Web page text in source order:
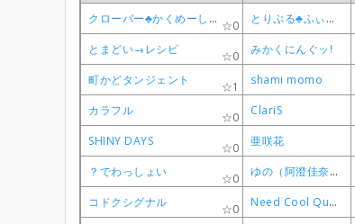
クローバー♣かくめーしょん
0 とりぷる♣ふぃーりんぐ
とまどい→レシピ
0 みかくにんぐッ!
町かどタンジェント
1 shami momo
カラフル
0 ClariS
SHINY DAYS
0 亜咲花
？でわっしょい
0 ゆの（阿澄佳奈）・宮子（水橋かおり）・ヒロ（後藤邑子）・沙英（新谷良子）
コドクシグナル
0 Need Cool Quality
クローバー♣かくめーしょん
0 とりぷる♣ふぃーりんぐ
とまどい→レシピ
0 みかくにんぐッ!
町かどタンジェント
1 shami momo
カラフル
0 ClariS
SHINY DAYS
0 亜咲花
？でわっしょい
0 ゆの（阿澄佳奈）・宮子（水橋かおり）・ヒロ（後藤邑子）・沙英（新谷良子）
コドクシグナル
0 Need Cool Quality
クローバー♣かくめーしょん
0 とりぷる♣ふぃーりんぐ
とまどい→レシピ
0 みかくにんぐッ!
町かどタンジェント
1 shami momo
カラフル
0 ClariS
SHINY DAYS
0 亜咲花
？でわっしょい
0 ゆの（阿澄佳奈）・宮子（水橋かおり）・ヒロ（後藤邑子）・沙英（新谷良子）
コドクシグナル
0 Need Cool Quality
クローバー♣かくめーしょん
0 とりぷる♣ふぃーりんぐ
とまどい→レシピ
0 みかくにんぐッ!
町かどタンジェント
1 shami momo
カラフル
0 ClariS
SHINY DAYS
0 亜咲花
？でわっしょい
0 ゆの（阿澄佳奈）・宮子（水橋かおり）・ヒロ（後藤邑子）・沙英（新谷良子）
コドクシグナル
0 Need Cool Quality